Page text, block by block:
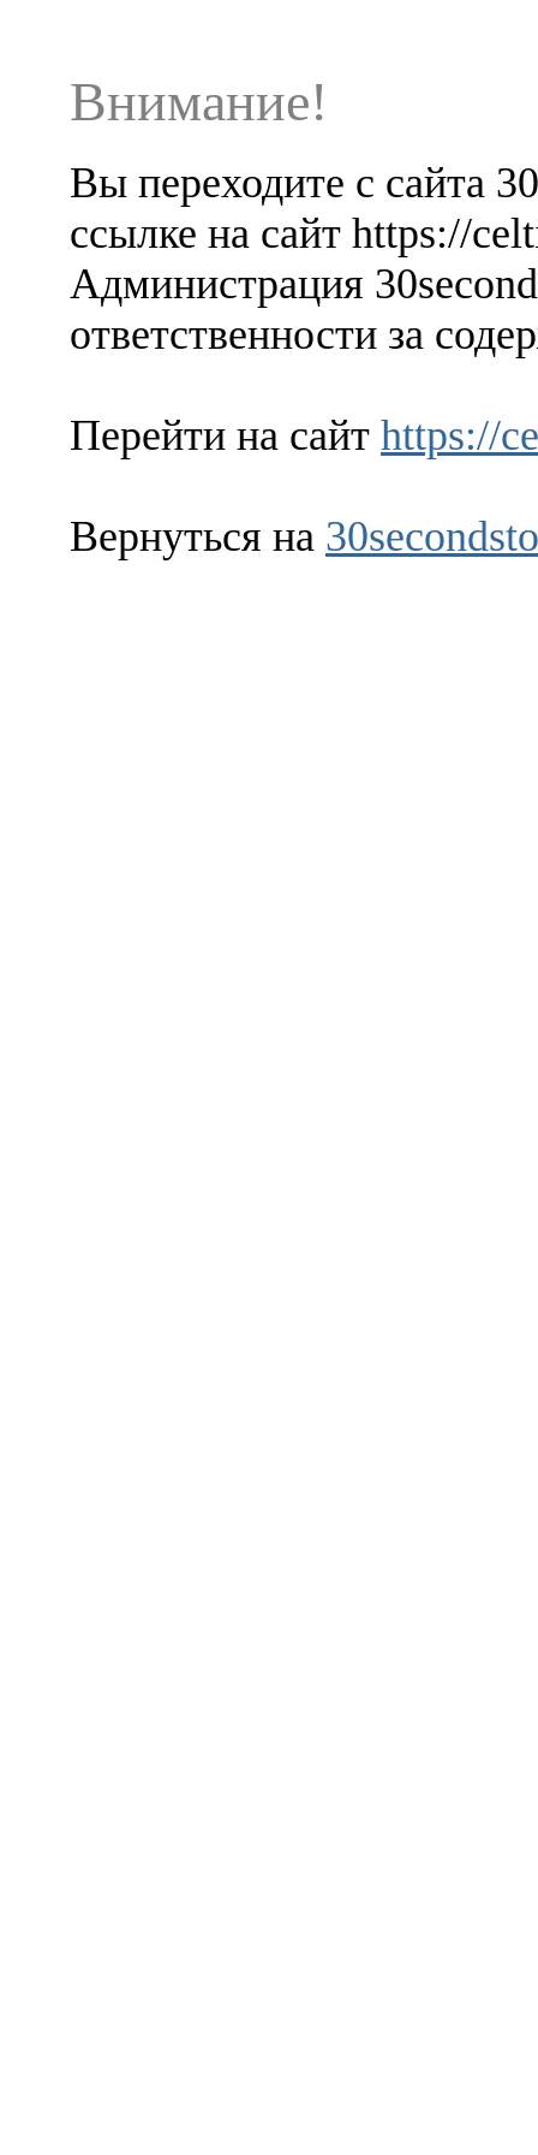
Внимание!
Вы переходите с сайта
ссылке на сайт https://
Администрация
ответственности за
Перейти на сайт https://
Вернуться на